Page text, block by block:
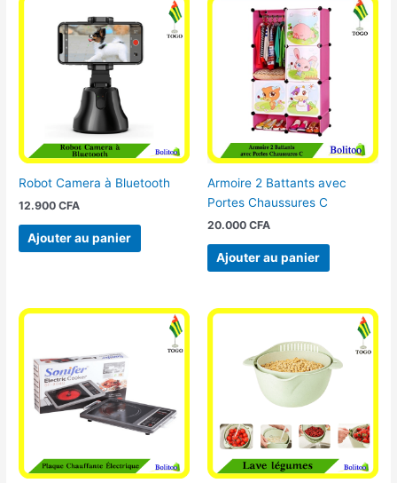
Robot Camera à Bluetooth
12.900CFA
Ajouter au panier
Armoire 2 Battants avec
Portes Chaussures C
20.000 CFA
Ajouter au panier